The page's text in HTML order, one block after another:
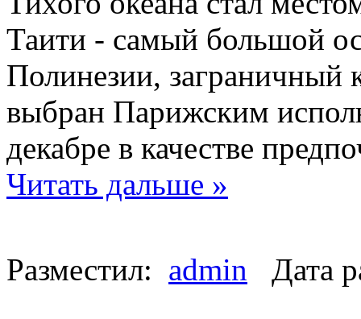
Таити - самый большой
Полинезии, заграничный
выбран Парижским
декабре в качестве
Читать дальше »
Разместил: admin Дата